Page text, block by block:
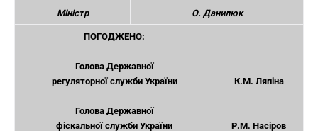
Міністр О. Данилюк
ПОГОДЖЕНО:
Голова Державної
регуляторної служби України
Голова Державної
фіскальної служби України
К.М. Ляпіна
Р.М. Насіров